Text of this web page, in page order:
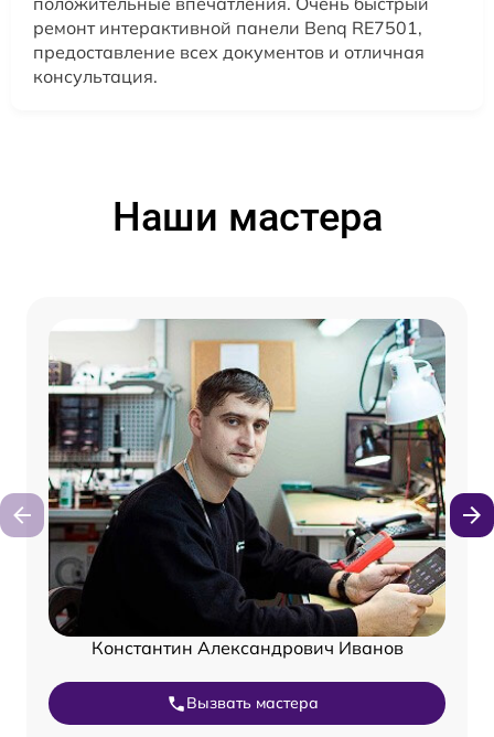
ремонт интерактивной панели Benq RE7501,
предоставление всех документов и отличная
консультация.
Наши мастера
Константин Александрович Иванов
Вызвать мастера